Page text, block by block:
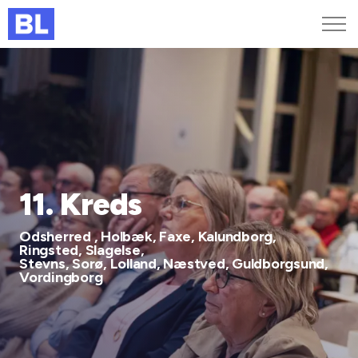
Genveje
MitBL
11. Kreds
Odsherred , Holbæk, Faxe, Kalundborg,
Ringsted, Slagelse,
Stevns, Sorø, Lolland, Næstved, Guldborgsund,
Vordingborg